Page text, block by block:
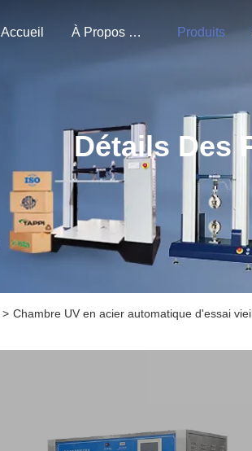
Accueil À Propos De Nous Produits
Détails Des
> Chambre UV en acier automatique d'essai